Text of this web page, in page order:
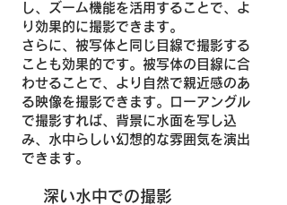
し、ズーム機能を活用することで、よ
り効果的に撮影できます。
さらに、被写体と同じ目線で撮影する
ことも効果的です。被写体の目線に合
わせることで、より自然で親近感のあ
る映像を撮影できます。ローアングル
で撮影すれば、背景に水面を写し込
み、水中らしい幻想的な雰囲気を演出
できます。
深い水中での撮影